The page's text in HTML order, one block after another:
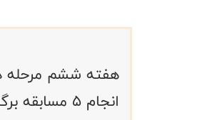
هفته ششم مرحله
انجام ۵ مسابقه برگزار شد.